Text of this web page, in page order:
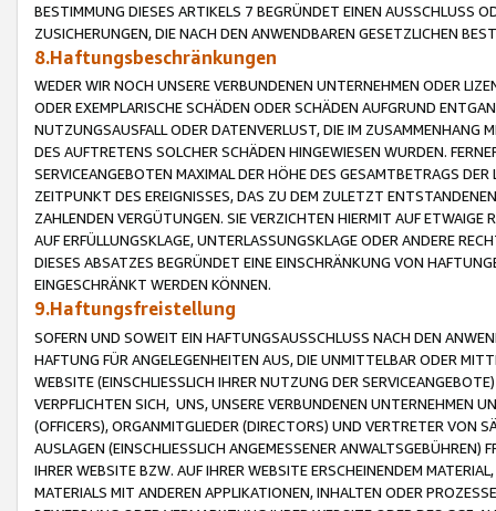
BESTIMMUNG DIESES ARTIKELS 7 BEGRÜNDET EINEN AUSSCHLUSS
ZUSICHERUNGEN, DIE NACH DEN ANWENDBAREN GESETZLICHEN
8.Haftungsbeschränkungen
WEDER WIR NOCH UNSERE VERBUNDENEN UNTERNEHMEN ODER
ODER EXEMPLARISCHE SCHÄDEN ODER SCHÄDEN AUFGRUND
NUTZUNGSAUSFALL ODER DATENVERLUST, DIE IM ZUSAMMENHANG
DES AUFTRETENS SOLCHER SCHÄDEN HINGEWIESEN WURDEN.
SERVICEANGEBOTEN MAXIMAL DER HÖHE DES GESAMTBETRAGS
ZEITPUNKT DES EREIGNISSES, DAS ZU DEM ZULETZT
ZAHLENDEN VERGÜTUNGEN. SIE VERZICHTEN HIERMIT AUF
AUF ERFÜLLUNGSKLAGE, UNTERLASSUNGSKLAGE ODER ANDERE
DIESES ABSATZES BEGRÜNDET EINE EINSCHRÄNKUNG VON
EINGESCHRÄNKT WERDEN KÖNNEN.
9.Haftungsfreistellung
SOFERN UND SOWEIT EIN HAFTUNGSAUSSCHLUSS NACH DEN
HAFTUNG FÜR ANGELEGENHEITEN AUS, DIE UNMITTELBAR ODER
WEBSITE (EINSCHLIESSLICH IHRER NUTZUNG DER
VERPFLICHTEN SICH, UNS, UNSERE VERBUNDENEN UNTERNEHMEN
(OFFICERS), ORGANMITGLIEDER (DIRECTORS) UND VERTRETER VON
AUSLAGEN (EINSCHLIESSLICH ANGEMESSENER
IHRER WEBSITE BZW. AUF IHRER WEBSITE ERSCHEINENDEM
MATERIALS MIT ANDEREN APPLIKATIONEN, INHALTEN ODER